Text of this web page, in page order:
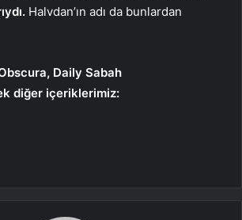
Halvdan’ın adı da bunlardan
Daily Sabah
diğer içeriklerimiz: